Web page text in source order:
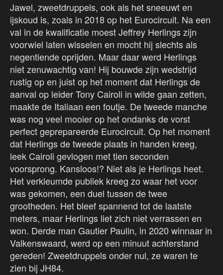
Jawel, zweetdruppels, ook als het sneeuwt en
ijskoud is, zoals in 2018 op het Eurocircuit. Na een
val in de kwalificatie moest Jeffrey Herlings zijn
voorwiel laten wisselen en mocht hij slechts als
negentiende oprijden. Maar daar werd Herlings
niet zenuwachtig van! Hij bouwde zijn wedstrijd
rustig op en juist op het moment dat Herlings de
aanval op leider Tony Cairoli in wilde gaan zetten,
maakte de Italiaan een foutje. De tweede manche
was nog veel mooier op het ondanks de vorst
perfect geprepareerde Eurocircuit. Op het moment
dat Herlings de tweede plaats in handen kreeg,
leek Cairoli gevlogen met tien seconden
voorsprong. Kansloos!? Niet als je Herlings heet.
Het verkleumde publiek kreeg zo waar het voor
was gekomen, een duel tussen de twee
grootheden. Het bleef spannend tot de laatste
meters, maar Herlings liet zich niet verrassen en
won. Derde man Gautier Paulin, in 2020 winnaar in
Valkenswaard, werd op een minuut achterstand
gereden! Zweetdruppels onder nul, ze waren te
zien bij JH84.